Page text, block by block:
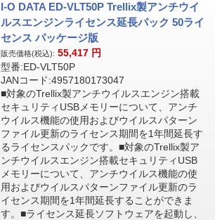
I-O DATA ED-VLT50P Trellix製アンチウイ
ルスエンジンライセンス延長パック 50ライ
センス パッケージ版
販売価格(税込): 55,417 円
型番:ED-VLT50P
JANコード:4957180173047
■対象のTrellix製アンチウイルスエンジン搭載
セキュリティUSBメモリーについて、アンチ
ウイルス機能の使用およびウイルスパターン
ファイル更新のライセンス期間を1年間延長す
るライセンスパックです。■対象のTrellix製ア
ンチウイルスエンジン搭載セキュリティUSB
メモリーについて、アンチウイルス機能の使
用およびウイルスパターンファイル更新のラ
イセンス期間を1年間延長することができま
す。■ライセンス延長ソフトウェアを起動し、